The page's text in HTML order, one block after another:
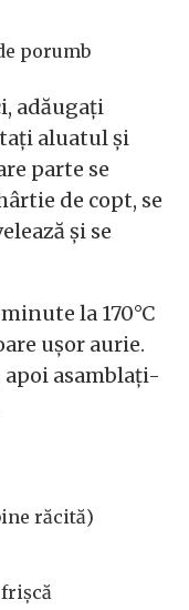
porumb
adăugați
aluatul și
parte se
de copt, se
și se
la 170°C
ușor aurie.
apoi asamblați-
răcită)